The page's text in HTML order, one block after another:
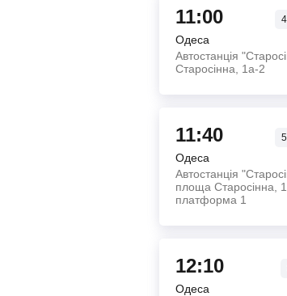
11:00 4
Одеса
Автостанція
Старосінна, 1а-2
11:40 5
Одеса
Автостанція
площа Старосінна,
платформа 1
12:10
Одеса